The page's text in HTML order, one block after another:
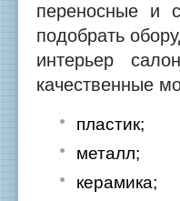
переносные и
подобрать
интерьер
качественные
пластик;
металл;
керамика;